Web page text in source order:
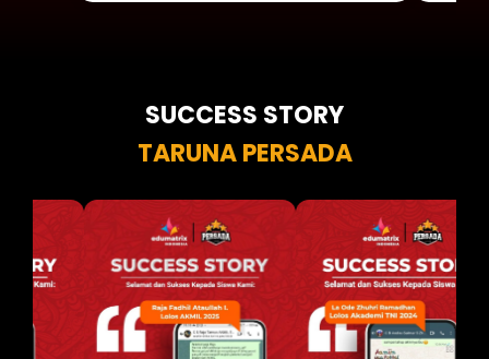
SUCCESS STORY
TARUNA PERSADA